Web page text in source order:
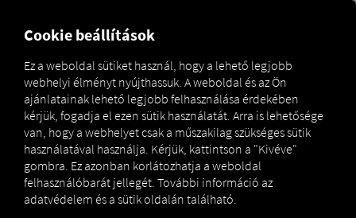
Marketplace MAN DigitalServices MAN DataPackage S
Cookie beállítások
Ez a weboldal sütiket használ, hogy a lehető legjobb
webhelyi élményt nyújthassuk. A weboldal és az Ön
ajánlatainak lehető legjobb felhasználása érdekében
kérjük, fogadja el ezen sütik használatát. Arra is lehetősége
van, hogy a webhelyet csak a műszakilag szükséges sütik
használatával használja. Kérjük, kattintson a "Kivéve"
gombra. Ez azonban korlátozhatja a weboldal
felhasználóbarát jellegét. További információ az
adatvédelem és a sütik oldalán található.